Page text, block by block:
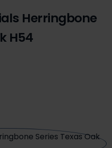
Herringbone
H54